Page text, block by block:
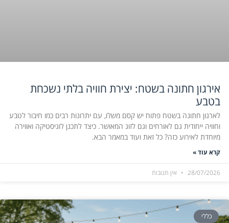
אירגון חתונה בשטח: יצירת חוויה בלתי נשכחת
בטבע
לארגון חתונה בשטח פתוח יש קסם משלו, עם יתרונות רבים כמו חיבור לטבע
וחוויה ייחודית גם לאורחים וגם לזוג המאושר. כיצד לתכנן לוגיסטיקה ואווירה
מיוחדת לאירוע כזה? כל זאת ועוד במאמר הבא.
קרא עוד »
28/07/2026 אין תגובות
כללי